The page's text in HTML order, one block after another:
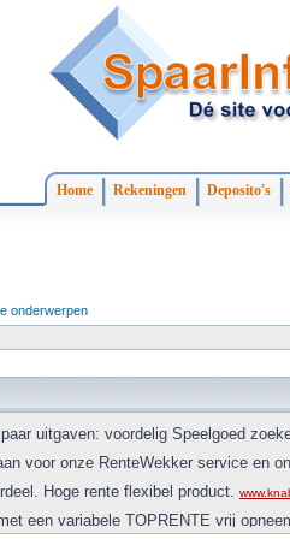
Home Rekeningen Deposito's
onderwerpen